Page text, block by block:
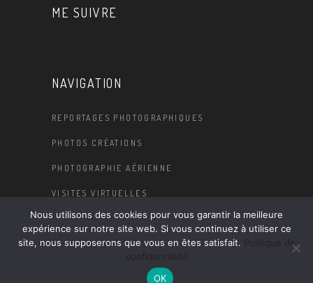
ME SUIVRE
NAVIGATION
REPORTAGES PHOTOGRAPHIQUES
PHOTOS CRÉATIONS
PHOTOGRAPHIE AÉRIENNE
VISITES VIRTUELLES
BLOG
Nous utilisons des cookies pour vous garantir la meilleure
expérience sur notre site web. Si vous continuez à utiliser ce
site, nous supposerons que vous en êtes satisfait.
Politique de
confidentialité
OK